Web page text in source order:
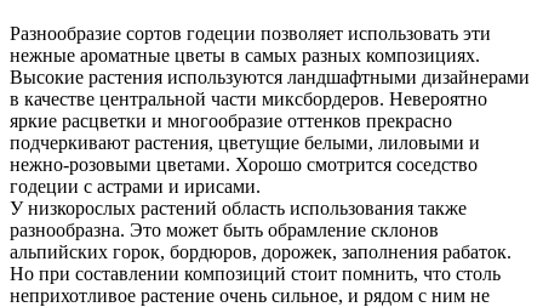
Разнообразие сортов годеции позволяет использовать эти
нежные ароматные цветы в самых разных композициях.
Высокие растения используются ландшафтными дизайнерами
в качестве центральной части миксбордеров. Невероятно
яркие расцветки и многообразие оттенков прекрасно
подчеркивают растения, цветущие белыми, лиловыми и
нежно-розовыми цветами. Хорошо смотрится соседство
годеции с астрами и ирисами.
У низкорослых растений область использования также
разнообразна. Это может быть обрамление склонов
альпийских горок, бордюров, дорожек, заполнения рабаток.
Но при составлении композиций стоит помнить, что столь
неприхотливое растение очень сильное, и рядом с ним не